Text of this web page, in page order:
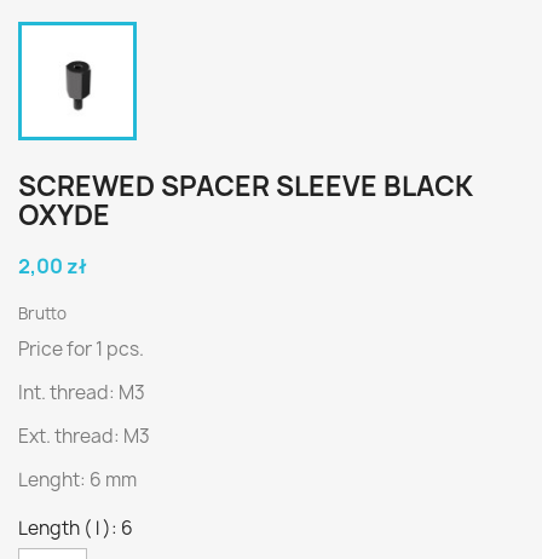
SCREWED SPACER SLEEVE BLACK
OXYDE
2,00 zł
Brutto
Price for 1 pcs.
Int. thread: M3
Ext. thread: M3
Lenght: 6 mm
Length ( l ): 6